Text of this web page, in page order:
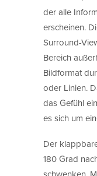
der alle
erscheinen.
Surround-
Bereich
Bildformat
oder Linien.
das Gefühl
es sich um
Der
180 Grad
schwenken.